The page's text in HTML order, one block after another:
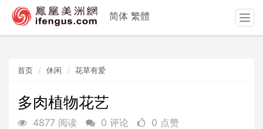
首页 休闲 花草有爱
多肉植物花艺
4877 阅读 0 评论 0 点赞
简体 繁體
T
o